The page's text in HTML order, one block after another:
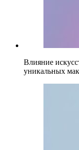
Влияние
уникальных